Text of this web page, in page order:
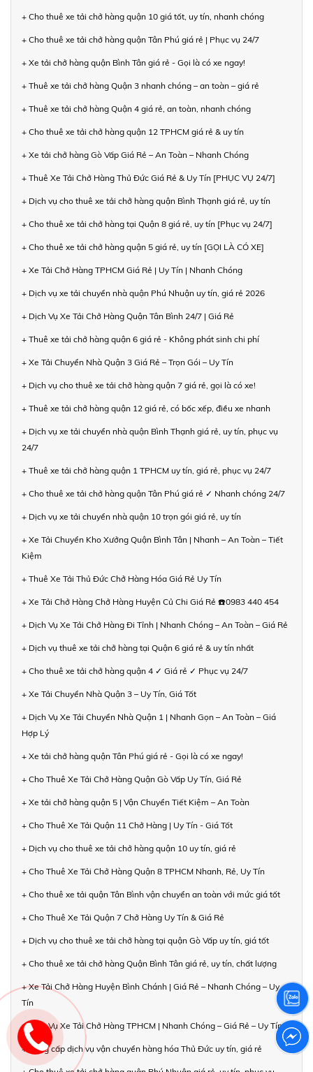
+ Cho thuê xe tải chở hàng quận 10 giá tốt, uy tín, nhanh chóng
+ Cho thuê xe tải chở hàng quận Tân Phú giá rẻ | Phục vụ 24/7
+ Xe tải chở hàng quận Bình Tân giá rẻ - Gọi là có xe ngay!
+ Thuê xe tải chở hàng Quận 3 nhanh chóng – an toàn – giá rẻ
+ Thuê xe tải chở hàng Quận 4 giá rẻ, an toàn, nhanh chóng
+ Cho thuê xe tải chở hàng quận 12 TPHCM giá rẻ & uy tín
+ Xe tải chở hàng Gò Vấp Giá Rẻ – An Toàn – Nhanh Chóng
+ Thuê Xe Tải Chở Hàng Thủ Đức Giá Rẻ & Uy Tín [PHỤC VỤ 24/7]
+ Dịch vụ cho thuê xe tải chở hàng quận Bình Thạnh giá rẻ, uy tín
+ Cho thuê xe tải chở hàng tại Quận 8 giá rẻ, uy tín [Phục vụ 24/7]
+ Cho thuê xe tải chở hàng quận 5 giá rẻ, uy tín [GỌI LÀ CÓ XE]
+ Xe Tải Chở Hàng TPHCM Giá Rẻ | Uy Tín | Nhanh Chóng
+ Dịch vụ xe tải chuyển nhà quận Phú Nhuận uy tín, giá rẻ 2026
+ Dịch Vụ Xe Tải Chở Hàng Quận Tân Bình 24/7 | Giá Rẻ
+ Thuê xe tải chở hàng quận 6 giá rẻ - Không phát sinh chi phí
+ Xe Tải Chuyển Nhà Quận 3 Giá Rẻ – Trọn Gói – Uy Tín
+ Dịch vụ cho thuê xe tải chở hàng quận 7 giá rẻ, gọi là có xe!
+ Thuê xe tải chở hàng quận 12 giá rẻ, có bốc xếp, điều xe nhanh
+ Dịch vụ xe tải chuyển nhà quận Bình Thạnh giá rẻ, uy tín, phục vụ
24/7
+ Thuê xe tải chở hàng quận 1 TPHCM uy tín, giá rẻ, phục vụ 24/7
+ Cho thuê xe tải chở hàng quận Tân Phú giá rẻ ✓ Nhanh chóng 24/7
+ Dịch vụ xe tải chuyển nhà quận 10 trọn gói giá rẻ, uy tín
+ Xe Tải Chuyển Kho Xưởng Quận Bình Tân | Nhanh – An Toàn – Tiết
Kiệm
+ Thuê Xe Tải Thủ Đức Chở Hàng Hóa Giá Rẻ Uy Tín
+ Xe Tải Chở Hàng Chở Hàng Huyện Củ Chi Giá Rẻ ☎️0983 440 454
+ Dịch Vụ Xe Tải Chở Hàng Đi Tỉnh | Nhanh Chóng – An Toàn – Giá Rẻ
+ Dịch vụ thuê xe tải chở hàng tại Quận 6 giá rẻ & uy tín nhất
+ Cho thuê xe tải chở hàng quận 4 ✓ Giá rẻ ✓ Phục vụ 24/7
+ Xe Tải Chuyển Nhà Quận 3 – Uy Tín, Giá Tốt
+ Dịch Vụ Xe Tải Chuyển Nhà Quận 1 | Nhanh Gọn – An Toàn – Giá
Hợp Lý
+ Xe tải chở hàng quận Tân Phú giá rẻ - Gọi là có xe ngay!
+ Cho Thuê Xe Tải Chở Hàng Quận Gò Vấp Uy Tín, Giá Rẻ
+ Xe tải chở hàng quận 5 | Vận Chuyển Tiết Kiệm – An Toàn
+ Cho Thuê Xe Tải Quận 11 Chở Hàng | Uy Tín - Giá Tốt
+ Dịch vụ cho thuê xe tải chở hàng quận 10 uy tín, giá rẻ
+ Cho Thuê Xe Tải Chở Hàng Quận 8 TPHCM Nhanh, Rẻ, Uy Tín
+ Cho thuê xe tải quận Tân Bình vận chuyển an toàn với mức giá tốt
+ Cho Thuê Xe Tải Quận 7 Chở Hàng Uy Tín & Giá Rẻ
+ Dịch vụ cho thuê xe tải chở hàng tại quận Gò Vấp uy tín, giá tốt
+ Cho thuê xe tải chở hàng Quận Bình Tân giá rẻ, uy tín, chất lượng
+ Xe Tải Chở Hàng Huyện Bình Chánh | Giá Rẻ – Nhanh Chóng – Uy
Tín
+ Dịch Vụ Xe Tải Chở Hàng TPHCM | Nhanh Chóng – Giá Rẻ – Uy Tín
+ Cung cấp dịch vụ vận chuyển hàng hóa Thủ Đức uy tín, giá rẻ